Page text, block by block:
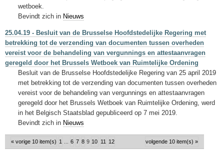
wetboek.
Bevindt zich in Nieuws
25.04.19 - Besluit van de Brusselse Hoofdstedelijke Regering met
betrekking tot de verzending van documenten tussen overheden
vereist voor de behandeling van vergunnings en attestaanvragen
geregeld door het Brussels Wetboek van Ruimtelijke Ordening
Besluit van de Brusselse Hoofdstedelijke Regering van 25 april 2019
met betrekking tot de verzending van documenten tussen overheden
vereist voor de behandeling van vergunnings en attestaanvragen
geregeld door het Brussels Wetboek van Ruimtelijke Ordening, werd
in het Belgisch Staatsblad gepubliceerd op 7 mei 2019.
Bevindt zich in Nieuws
« vorige 10 item(s) volgende 10 item(s) »
1 6 7 8 9 10 11 12